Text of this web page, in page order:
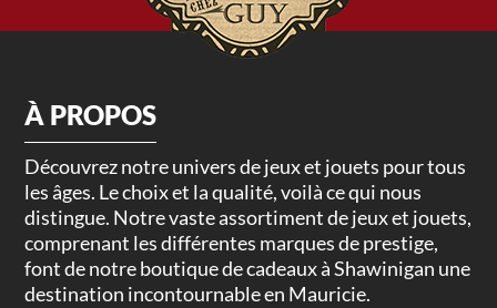
À PROPOS
Découvrez notre univers de jeux et jouets pour tous
les âges. Le choix et la qualité, voilà ce qui nous
distingue. Notre vaste assortiment de jeux et jouets,
comprenant les différentes marques de prestige,
font de notre boutique de cadeaux à Shawinigan une
destination incontournable en Mauricie.